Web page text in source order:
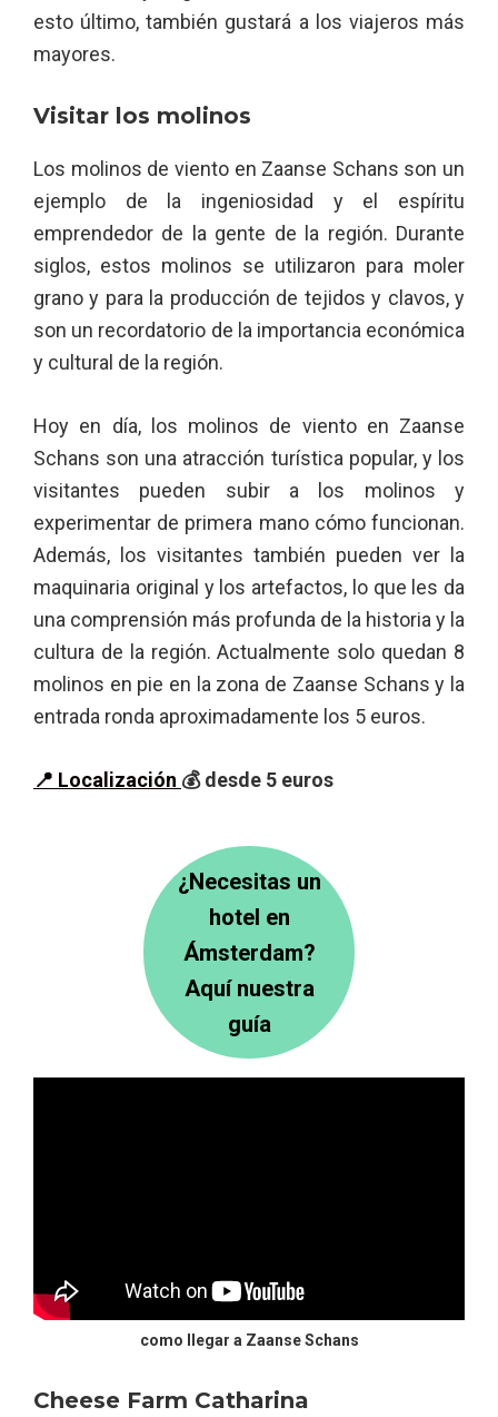
esto último, también gustará a los viajeros más
mayores.
Visitar los molinos
Los molinos de viento en Zaanse Schans son un
ejemplo de la ingeniosidad y el espíritu
emprendedor de la gente de la región. Durante
siglos, estos molinos se utilizaron para moler
grano y para la producción de tejidos y clavos, y
son un recordatorio de la importancia económica
y cultural de la región.
Hoy en día, los molinos de viento en Zaanse
Schans son una atracción turística popular, y los
visitantes pueden subir a los molinos y
experimentar de primera mano cómo funcionan.
Además, los visitantes también pueden ver la
maquinaria original y los artefactos, lo que les da
una comprensión más profunda de la historia y la
cultura de la región. Actualmente solo quedan 8
molinos en pie en la zona de Zaanse Schans y la
entrada ronda aproximadamente los 5 euros.
📍 Localización 💰 desde 5 euros
¿Necesitas un
hotel en
Ámsterdam?
Aquí nuestra
guía
como llegar a Zaanse Schans
Cheese Farm Catharina